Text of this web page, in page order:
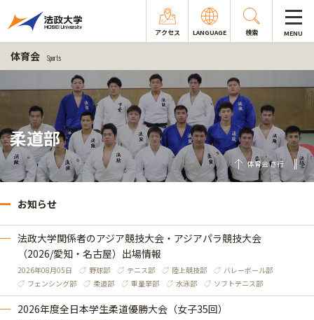
アクセス LANGUAGE 検索 MENU
体育会 Sports
柔道部
体育会 さ行
お知らせ
法政大学関係者のアジア競技大会・アジアパラ競技大会
（2026/愛知・名古屋）出場情報
2026年08月05日 野球部 テニス部 陸上競技部
バレーボール部
フェンシング部
柔道部 重量挙部 水泳部 ソフトテニス部
2026年度全日本学生柔道優勝大会（女子35回）